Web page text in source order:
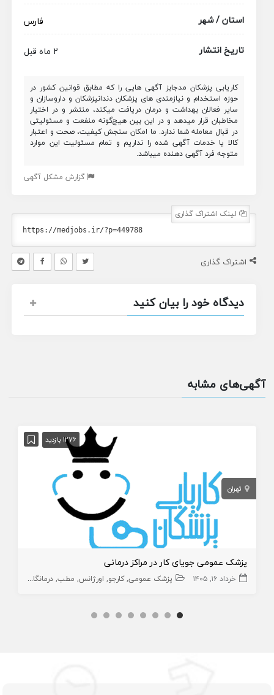
استان / شهر
فارس
تاریخ انتشار
2 ماه قبل
کاریابی پزشکان مدجابز آگهی هایی را که مطابق قوانین کشور در
حوزه استخدام و نیازمندی های پزشکان دندانپزشکان و داروسازان و
سایر فعالان بهداشت و درمان دریافت میکند، منتشر و در اختیار
مخاطبان قرار میدهد و در این بین هیچ‌گونه منفعت و مسئولیتی
در قبال معامله شما ندارد. ما امکان سنجش کیفیت، صحت و اعتبار
کالا یا خدمات آگهی شده را نداریم و تمام مسئولیت این موارد
متوجه فرد آگهی دهنده میباشد.
گزارش مشکل آگهی
لینک اشتراک گذاری
اشتراک گذاری
دیدگاه خود را بیان کنید
آگهی‌های مشابه
1276 بازدید
تهران
پزشک عمومی جویای کار در مراکز درمانی
خرداد ۱۶, ۱۴۰۵ پزشک عمومی کارجو اورژانس مطب درمانگاه و بیمارستان